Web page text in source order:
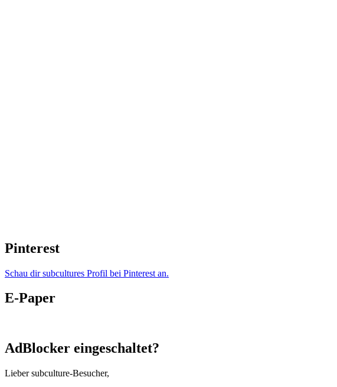
Pinterest
Schau dir subcultures Profil bei Pinterest an.
E-Paper
AdBlocker eingeschaltet?
Lieber subculture-Besucher,